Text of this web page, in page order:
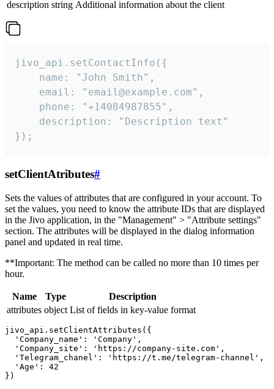
description string Additional information about the client
jivo_api.setContactInfo({
    name: "John Smith",
    email: "email@example.com",
    phone: "+14084987855",
    description: "Description text"
});
setClientAtributes#
Sets the values ​​of attributes that are configured in your account. To
set the values, you need to know the attribute IDs that are displayed
in the Jivo application, in the "Management" > "Attribute settings"
section. The attributes will be displayed in the dialog information
panel and updated in real time.
**Important: The method can be called no more than 10 times per
hour.
Name Type
Description
attributes object List of fields in key-value format
jivo_api.setClientAttributes({
  'Company_name': 'Company',
  'Company_site': 'https://company-site.com',
  'Telegram_chanel': 'https://t.me/telegram-channel',
  'Age': 42